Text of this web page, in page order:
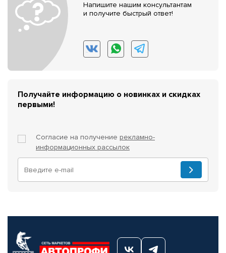
Напишите нашим консультантам
и получите быстрый ответ!
Получайте информацию о новинках и скидках
первыми!
Согласие на получение рекламно-
информационных рассылок